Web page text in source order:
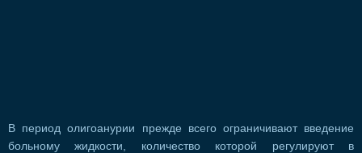
В период олигоанурии прежде всего ограничивают введение
больному жидкости, количество которой регулируют в